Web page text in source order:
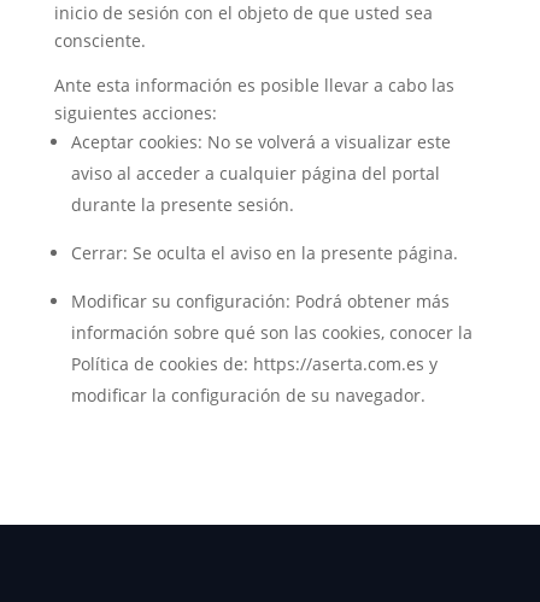
inicio de sesión con el objeto de que usted sea
consciente.
Ante esta información es posible llevar a cabo las
siguientes acciones:
Aceptar cookies: No se volverá a visualizar este
aviso al acceder a cualquier página del portal
durante la presente sesión.
Cerrar: Se oculta el aviso en la presente página.
Modificar su configuración: Podrá obtener más
información sobre qué son las cookies, conocer la
Política de cookies de: https://aserta.com.es y
modificar la configuración de su navegador.